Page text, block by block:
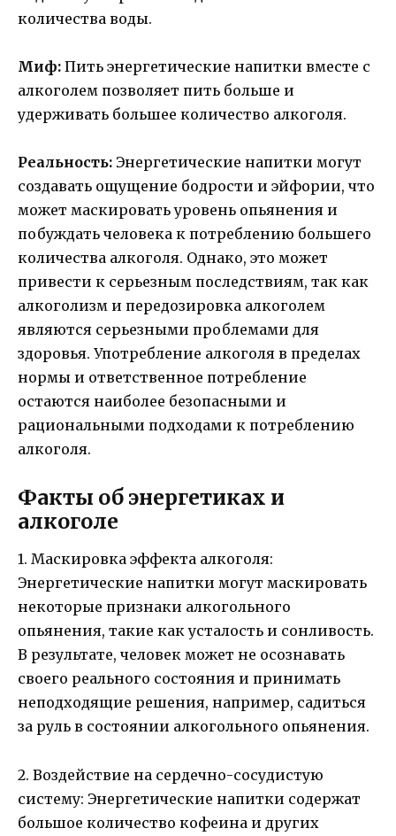
количества воды.
Миф: Пить энергетические напитки вместе с
алкоголем позволяет пить больше и
удерживать большее количество алкоголя.
Реальность: Энергетические напитки могут
создавать ощущение бодрости и эйфории, что
может маскировать уровень опьянения и
побуждать человека к потреблению большего
количества алкоголя. Однако, это может
привести к серьезным последствиям, так как
алкоголизм и передозировка алкоголем
являются серьезными проблемами для
здоровья. Употребление алкоголя в пределах
нормы и ответственное потребление
остаются наиболее безопасными и
рациональными подходами к потреблению
алкоголя.
Факты об энергетиках и
алкоголе
1. Маскировка эффекта алкоголя:
Энергетические напитки могут маскировать
некоторые признаки алкогольного
опьянения, такие как усталость и сонливость.
В результате, человек может не осознавать
своего реального состояния и принимать
неподходящие решения, например, садиться
за руль в состоянии алкогольного опьянения.
2. Воздействие на сердечно-сосудистую
систему: Энергетические напитки содержат
большое количество кофеина и других